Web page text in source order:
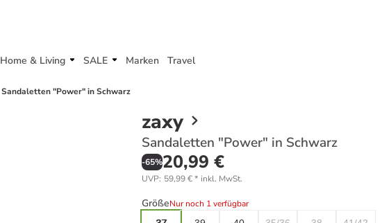
Home & Living SALE Marken Travel
Sandaletten "Power" in Schwarz
zaxy
Sandaletten "Power" in Schwarz
-65%20,99 €
UVP: 59,99 €* inkl. MwSt.
GrößeNur noch 1 verfügbar